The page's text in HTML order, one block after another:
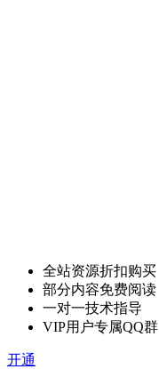
全站资源折扣购买
部分内容免费阅读
一对一技术指导
VIP用户专属QQ群
开通